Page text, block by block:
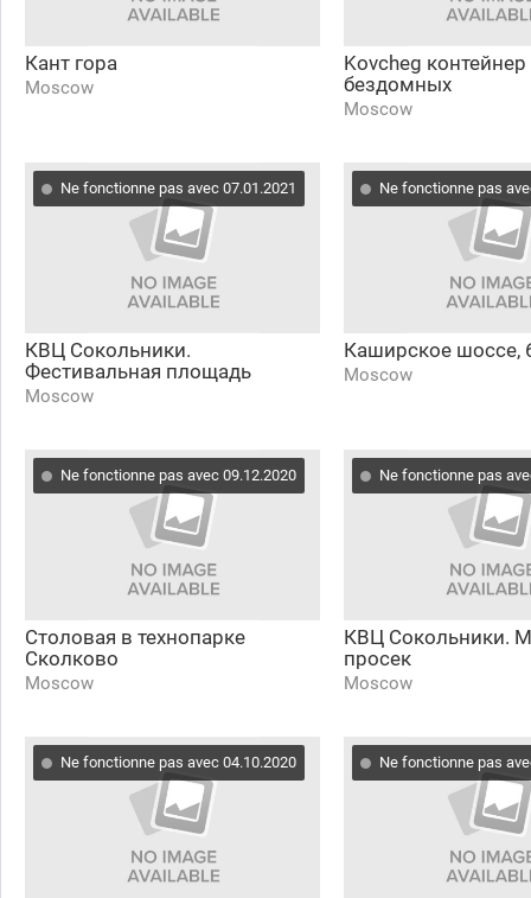
Кант гора
Moscow
Kovcheg
бездомных
Moscow
Ne fonctionne pas avec 07.01.2021
КВЦ Сокольники.
Фестивальная площадь
Moscow
Ne fonctionne pas
Каширское шоссе,
Moscow
Ne fonctionne pas avec 09.12.2020
Столовая в технопарке
Сколково
Moscow
Ne fonctionne pas
КВЦ Сокольники.
просек
Moscow
Ne fonctionne pas avec 04.10.2020 Ne fonctionne pas